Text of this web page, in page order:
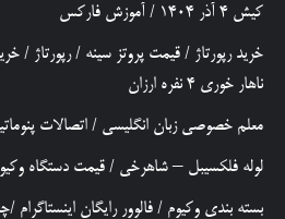
کیش 4 آذر 1404
/ آموزش فارکس
خرید رپورتاژ / قیمت پروتز سینه /رپورتاژ /
ناهار خوری 4 نفره ارزان
معلم خصوصی زبان انگلیسی / اتصالات
لوله فلکسیبل – شاهرخی / قیمت دستگاه
بسته بندی وکیوم / فالوور رایگان اینستاگرام /